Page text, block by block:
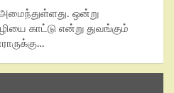
ஒன்று
காட்டு என்று துவங்கும்